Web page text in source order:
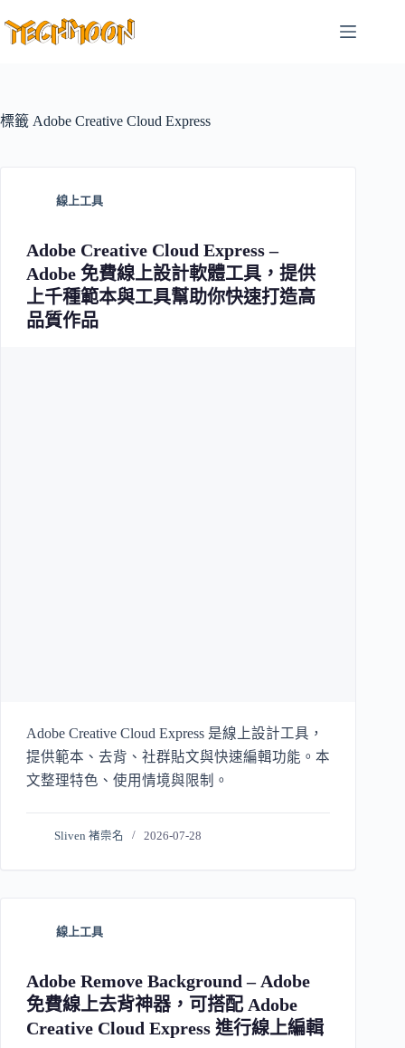
至
容
標籤 Adobe Creative Cloud Express
線上工具
Adobe Creative Cloud Express –
Adobe 免費線上設計軟體工具，提供
上千種範本與工具幫助你快速打造高
品質作品
Adobe Creative Cloud Express 是線上設計工具，
提供範本、去背、社群貼文與快速編輯功能。本
文整理特色、使用情境與限制。
Sliven 褚崇名 2026-07-28
線上工具
Adobe Remove Background – Adobe
免費線上去背神器，可搭配 Adobe
Creative Cloud Express 進行線上編輯